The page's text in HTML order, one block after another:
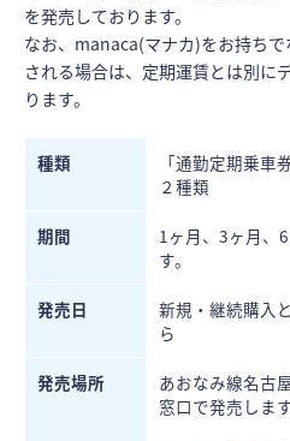
を発売しております。
なお、manaca(マナカ)をお持ち
される場合は、定期運賃とは別に
ります。
種類
「通勤定期乗車
２種類
期間
1ヶ月、3ヶ月、
す。
発売日
新規・継続購入
ら
発売場所
あおなみ線名古
窓口で発売します